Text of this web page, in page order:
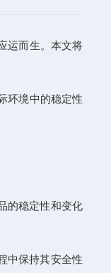
运而生。本文将
环境中的稳定性
的稳定性和变化
中保持其安全性